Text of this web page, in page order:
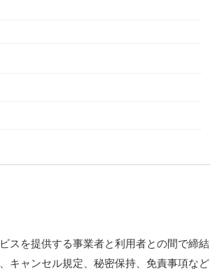
スを提供する事業者と利用者との間で締結
キャンセル規定、秘密保持、免責事項など